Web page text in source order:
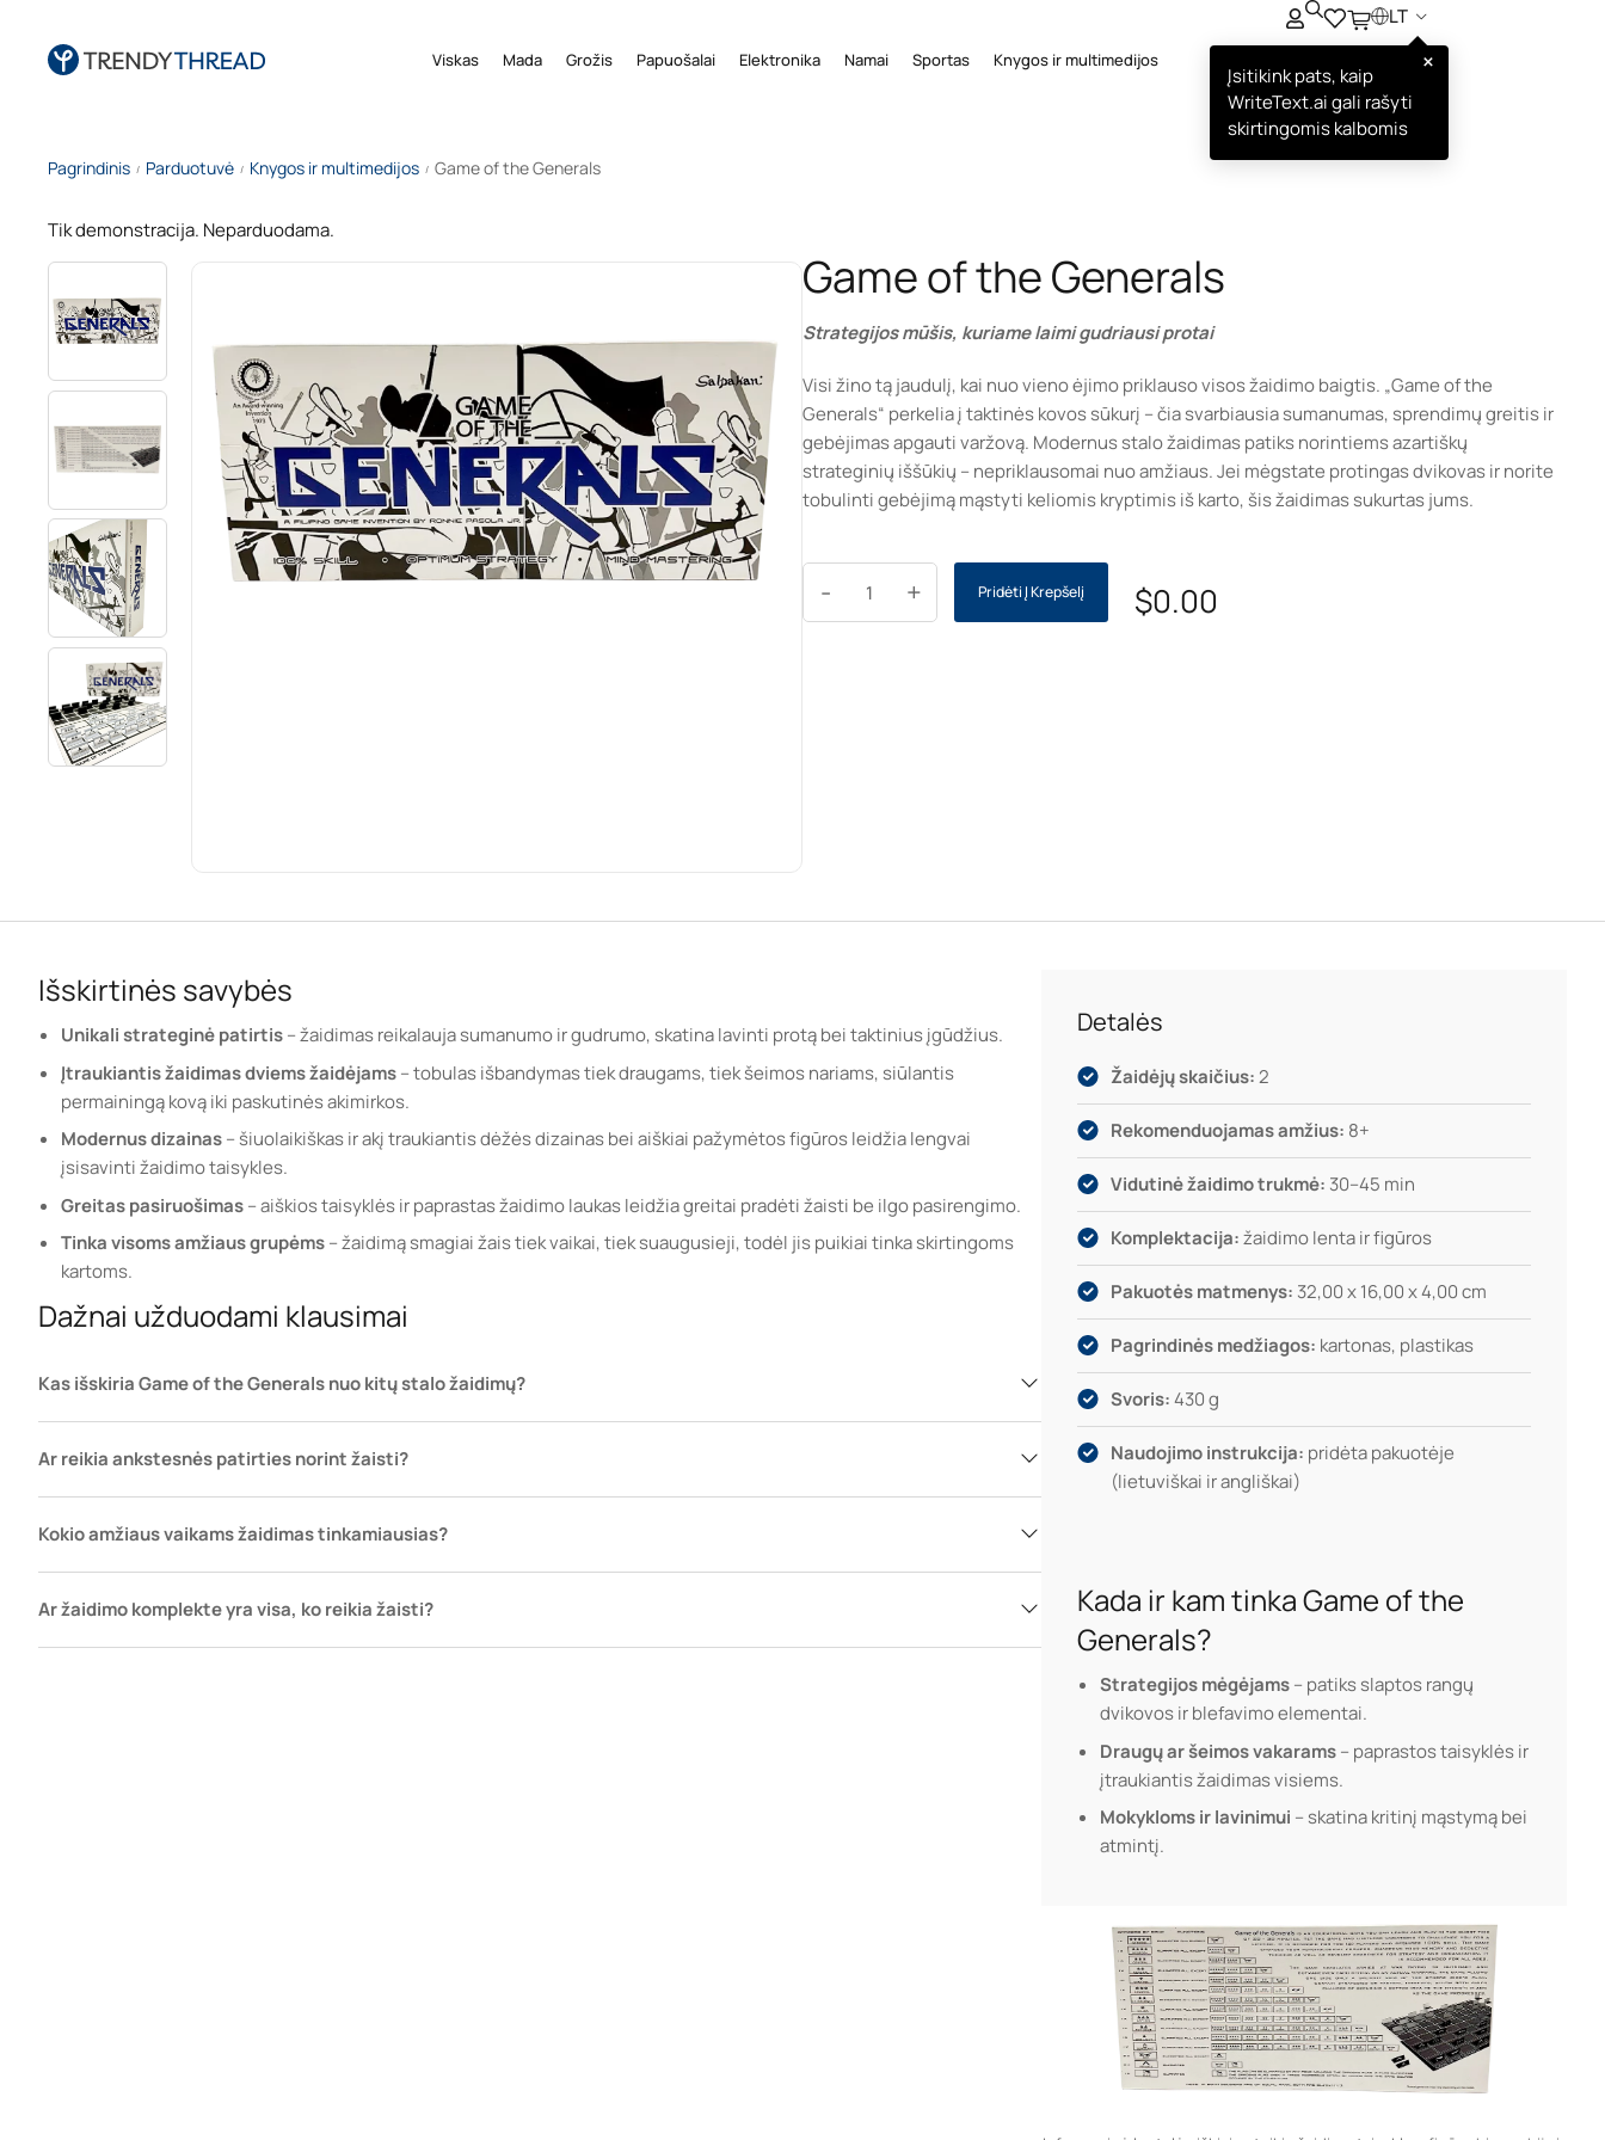
Viskas Mada Grožis Papuošalai Elektronika Namai Sportas Knygos ir multimedijos
LT
×
Įsitikink pats, kaip
WriteText.ai gali rašyti
skirtingomis kalbomis
Pagrindinis / Parduotuvė / Knygos ir multimedijos / Game of the Generals
Tik demonstracija. Neparduodama.
Game of the Generals
Strategijos mūšis, kuriame laimi gudriausi protai
Visi žino tą jaudulį, kai nuo vieno ėjimo priklauso visos žaidimo baigtis. „Game of the
Generals“ perkelia į taktinės kovos sūkurį – čia svarbiausia sumanumas, sprendimų greitis ir
gebėjimas apgauti varžovą. Modernus stalo žaidimas patiks norintiems azartiškų
strateginių iššūkių – nepriklausomai nuo amžiaus. Jei mėgstate protingas dvikovas ir norite
tobulinti gebėjimą mąstyti keliomis kryptimis iš karto, šis žaidimas sukurtas jums.
+
- Pridėti Į Krepšelį $0.00
Išskirtinės savybės
Unikali strateginė patirtis– žaidimas reikalauja sumanumo ir gudrumo, skatina lavinti protą bei taktinius įgūdžius.
Įtraukiantis žaidimas dviems žaidėjams– tobulas išbandymas tiek draugams, tiek šeimos nariams, siūlantis
permainingą kovą iki paskutinės akimirkos.
Modernus dizainas– šiuolaikiškas ir akį traukiantis dėžės dizainas bei aiškiai pažymėtos figūros leidžia lengvai
įsisavinti žaidimo taisykles.
Greitas pasiruošimas– aiškios taisyklės ir paprastas žaidimo laukas leidžia greitai pradėti žaisti be ilgo pasirengimo.
Tinka visoms amžiaus grupėms– žaidimą smagiai žais tiek vaikai, tiek suaugusieji, todėl jis puikiai tinka skirtingoms
kartoms.
Dažnai užduodami klausimai
Kas išskiria Game of the Generals nuo kitų stalo žaidimų?
Ar reikia ankstesnės patirties norint žaisti?
Kokio amžiaus vaikams žaidimas tinkamiausias?
Ar žaidimo komplekte yra visa, ko reikia žaisti?
Detalės
Žaidėjų skaičius:2
Rekomenduojamas amžius: 8+
Vidutinė žaidimo trukmė: 30–45 min
Komplektacija:žaidimo lenta ir figūros
Pakuotės matmenys: 32,00 x 16,00 x 4,00 cm
Pagrindinės medžiagos: kartonas, plastikas
Svoris:430 g
Naudojimo instrukcija: pridėta pakuotėje
(lietuviškai ir angliškai)
Kada ir kam tinka Game of the
Generals?
Strategijos mėgėjams– patiks slaptos rangų
dvikovos ir blefavimo elementai.
Draugų ar šeimos vakarams– paprastos taisyklės ir
įtraukiantis žaidimas visiems.
Mokykloms ir lavinimui – skatina kritinį mąstymą bei
atmintį.